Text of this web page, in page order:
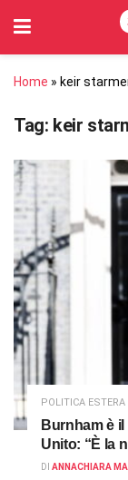
Home » keir
Tag: keir
POLITICA ESTERA
Burnham è
Unito: “È la
DI ANNACHIARA